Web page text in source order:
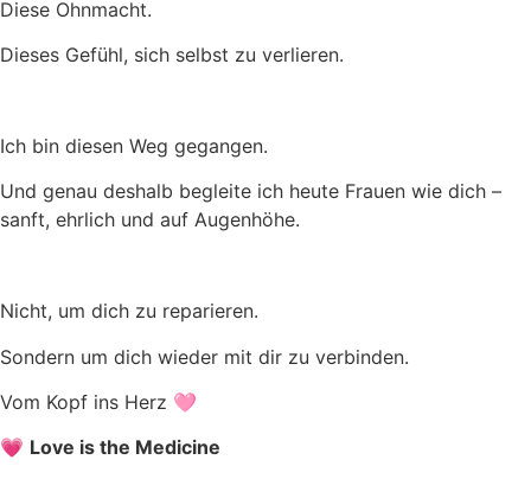
Diese Ohnmacht.
Dieses Gefühl, sich selbst zu verlieren.
Ich bin diesen Weg gegangen.
Und genau deshalb begleite ich heute Frauen wie dich –
sanft, ehrlich und auf Augenhöhe.
Nicht, um dich zu reparieren.
Sondern um dich wieder mit dir zu verbinden.
Vom Kopf ins Herz 🩷
💗 Love is the Medicine